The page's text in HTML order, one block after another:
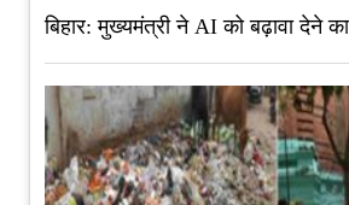
बिहार: मुख्यमंत्री ने AI को बढ़ावा देने का